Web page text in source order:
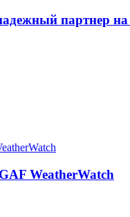
партнер
WeatherWatch